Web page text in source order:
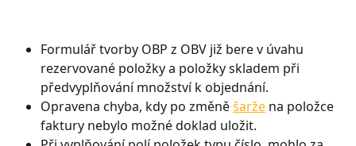
Formulář tvorby OBP z OBV již bere v úvahu
rezervované položky a položky skladem při
předvyplňování množství k objednání.
Opravena chyba, kdy po změně šarže na položce
faktury nebylo možné doklad uložit.